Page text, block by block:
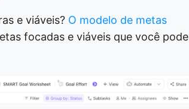
e viáveis? O modelo de metas
focadas e viáveis que você pode